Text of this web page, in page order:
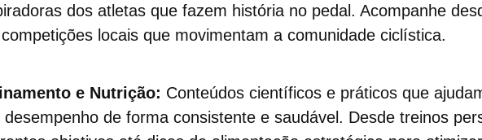
dos atletas que fazem história no pedal. Acompanhe
locais que movimentam a comunidade ciclística.
e Nutrição: Conteúdos científicos e práticos que
desempenho de forma consistente e saudável. Desde treinos